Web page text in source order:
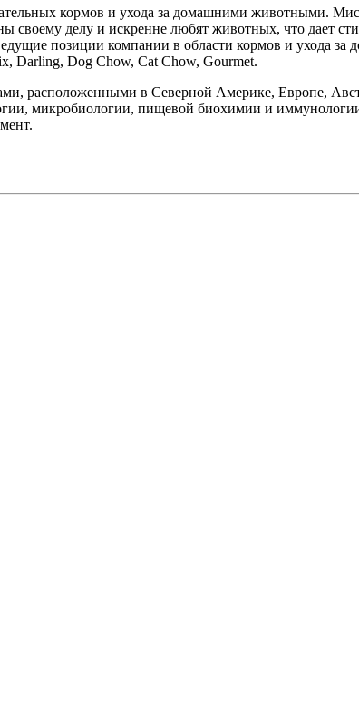
кормов и ухода за домашними животными.
своему делу и искренне любят животных, что дает
позиции компании в области кормов и ухода
Darling, Dog Chow, Cat Chow, Gourmet.
расположенными в Северной Америке, Европе,
микробиологии, пищевой биохимии и